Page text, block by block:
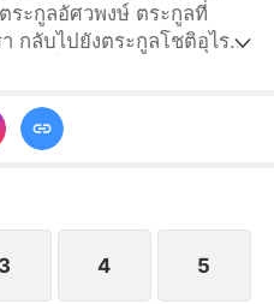
ะกูลอัศวพงษ์ ตระกูลที่
กลับไปยังตระกูลโชติอุไร
าวบุญธรรม พรพระจันทร์
ธอยังถูกพรพระจันทร์ใส่ร้าย
กำเนิดเธอ...
3 4 5